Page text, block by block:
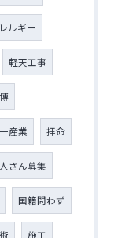
ルギー
軽天工事
産業 拝命
さん募集
国籍問わず
施工